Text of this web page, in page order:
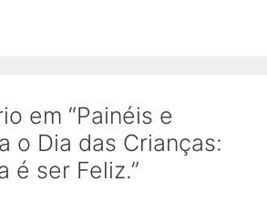
em “Painéis e
o Dia das Crianças:
é ser Feliz.”